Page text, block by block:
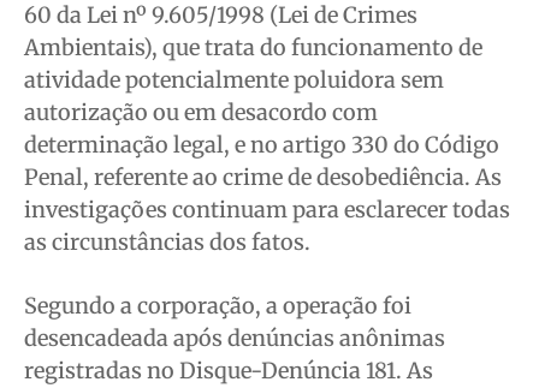
60 da Lei nº 9.605/1998 (Lei de Crimes
Ambientais), que trata do funcionamento de
atividade potencialmente poluidora sem
autorização ou em desacordo com
determinação legal, e no artigo 330 do Código
Penal, referente ao crime de desobediência. As
investigações continuam para esclarecer todas
as circunstâncias dos fatos.
Segundo a corporação, a operação foi
desencadeada após denúncias anônimas
registradas no Disque-Denúncia 181. As